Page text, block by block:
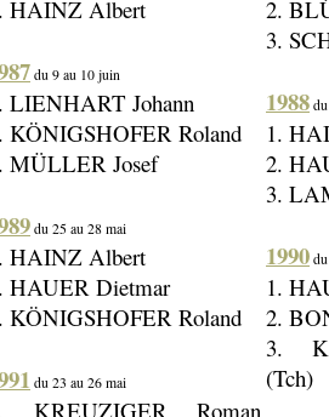
HAINZ Albert
du 9 au 10 juin
LIENHART Johann
KÖNIGSHOFER Roland
MÜLLER Josef
du 25 au 28 mai
HAINZ Albert
HAUER Dietmar
KÖNIGSHOFER Roland
du 23 au 26 mai
KREUZIGER Roman
2.
3.
1988
1.
2.
3.
1990
1.
2.
3.
(Tch)